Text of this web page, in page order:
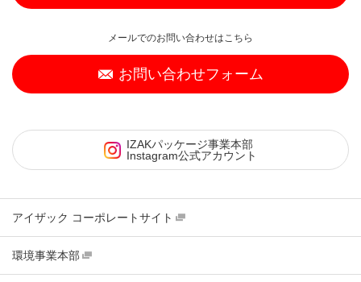
メールでのお問い合わせはこちら
お問い合わせフォーム
IZAKパッケージ事業本部
Instagram公式アカウント
アイザック コーポレートサイト
環境事業本部